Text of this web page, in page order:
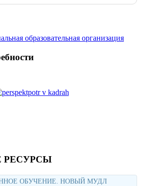
РЕСУРСЫ
ОБУЧЕНИЕ. НОВЫЙ МУДЛ